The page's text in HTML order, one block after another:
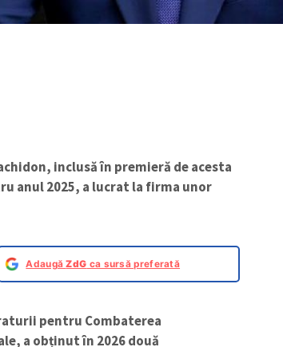
inclusă în premieră de acesta
anul 2025, a lucrat la firma unor
AdaugăZdG ca sursă preferată
pentru Combaterea
a obținut în 2026 două